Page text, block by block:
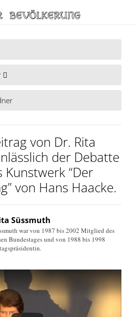
von Dr. Rita
der Debatte
Kunstwerk “Der
von Hans Haacke.
Süssmuth
war von 1987 bis 2002 Mitglied des
Bundestages und von 1988 bis 1998